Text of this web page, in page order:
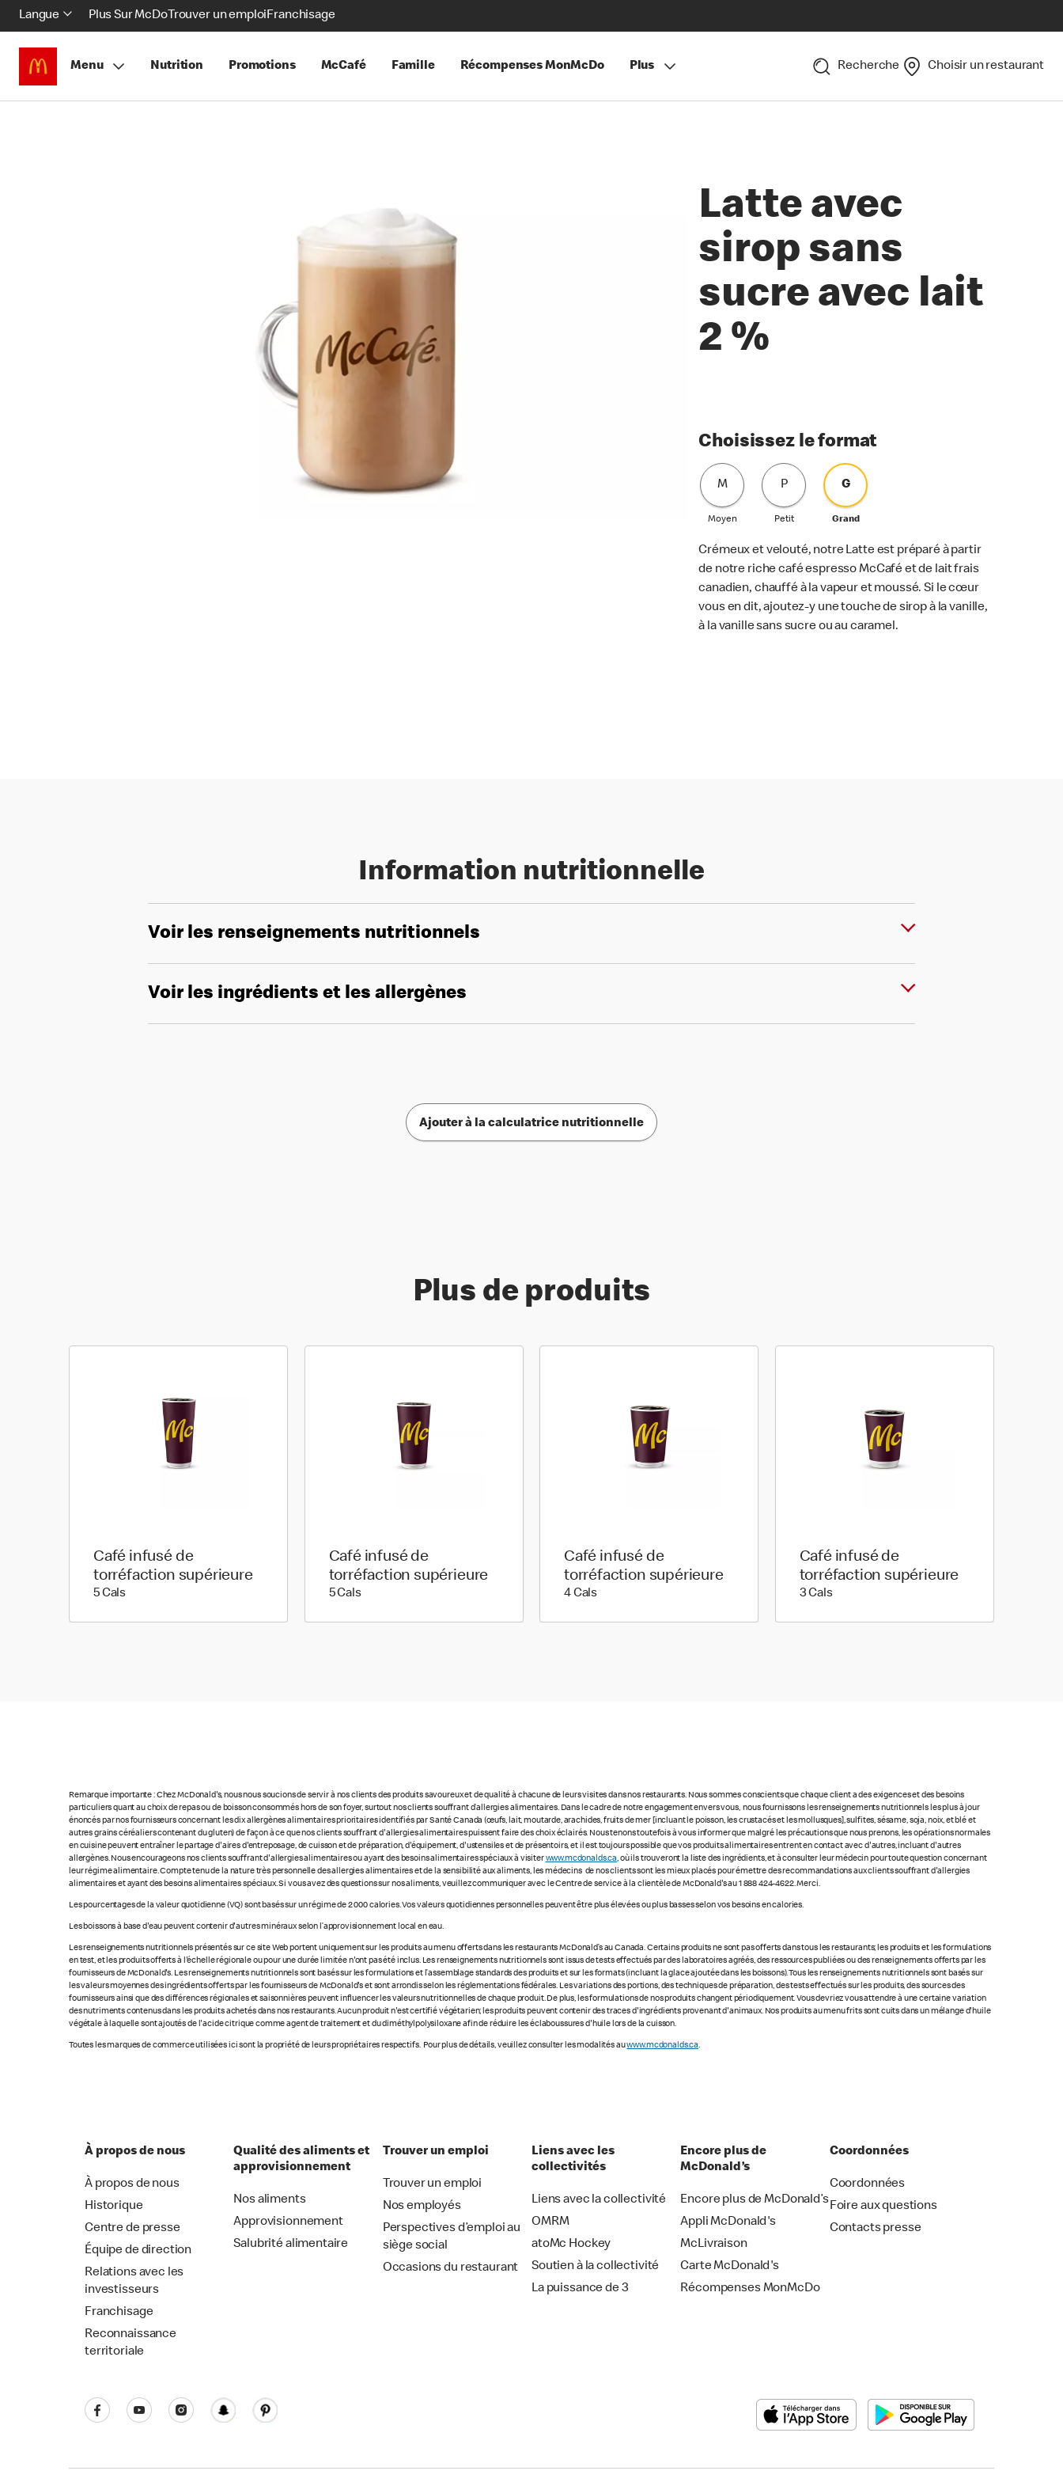
Langue Plus Sur McDoTrouver un emploiFranchisage
Menu Nutrition Promotions McCafé Famille Récompenses MonMcDo Plus Recherche Choisir un restaurant
Latte avec
sirop sans
sucre avec lait
2 %
Choisissez le format
M
Moyen
P
Petit
G
Grand
Crémeux et velouté, notre Latte est préparé à partir
de notre riche café espresso McCafé et de lait frais
canadien, chauffé à la vapeur et moussé. Si le cœur
vous en dit, ajoutez-y une touche de sirop à la vanille,
à la vanille sans sucre ou au caramel.
Information nutritionnelle
Voir les renseignements nutritionnels
Voir les ingrédients et les allergènes
Ajouter à la calculatrice nutritionnelle
Plus de produits
Café infusé de
torréfaction supérieure
5 Cals5 calories
Café infusé de
torréfaction supérieure
5 Cals5 calories
Café infusé de
torréfaction supérieure
4 Cals4 calories
Café infusé de
torréfaction supérieure
3 Cals3 calories
Remarque importante : Chez McDonald's, nous nous soucions de servir à nos clients des produits savoureux et de qualité à chacune de leurs visites dans nos restaurants. Nous sommes conscients que chaque client a des exigences et des besoins
particuliers quant au choix de repas ou de boisson consommés hors de son foyer, surtout nos clients souffrant d’allergies alimentaires. Dans le cadre de notre engagement envers vous, nous fournissons les renseignements nutritionnels les plus à jour
énoncés par nos fournisseurs concernant les dix allergènes alimentaires prioritaires identifiés par Santé Canada (œufs, lait, moutarde, arachides, fruits de mer [incluant le poisson, les crustacés et les mollusques], sulfites, sésame, soja, noix, et blé et
autres grains céréaliers contenant du gluten) de façon à ce que nos clients souffrant d'allergies alimentaires puissent faire des choix éclairés. Nous tenons toutefois à vous informer que malgré les précautions que nous prenons, les opérations normales
en cuisine peuvent entraîner le partage d'aires d'entreposage, de cuisson et de préparation, d'équipement, d'ustensiles et de présentoirs, et il est toujours possible que vos produits alimentaires entrent en contact avec d'autres, incluant d'autres
allergènes. Nous encourageons nos clients souffrant d'allergies alimentaires ou ayant des besoins alimentaires spéciaux à visiterwww.mcdonalds.ca, où ils trouveront la liste des ingrédients, et à consulter leur médecin pour toute question concernant
leur régime alimentaire. Compte tenu de la nature très personnelle des allergies alimentaires et de la sensibilité aux aliments, les médecins de nos clients sont les mieux placés pour émettre des recommandations aux clients souffrant d'allergies
alimentaires et ayant des besoins alimentaires spéciaux. Si vous avez des questions sur nos aliments, veuillez communiquer avec le Centre de service à la clientèle de McDonald's au 1 888 424-4622. Merci.
Les pourcentages de la valeur quotidienne (VQ) sont basés sur un régime de 2 000 calories. Vos valeurs quotidiennes personnelles peuvent être plus élevées ou plus basses selon vos besoins en calories.
Les boissons à base d'eau peuvent contenir d'autres minéraux selon l’approvisionnement local en eau.
Les renseignements nutritionnels présentés sur ce site Web portent uniquement sur les produits au menu offerts dans les restaurants McDonald’s au Canada. Certains produits ne sont pas offerts dans tous les restaurants; les produits et les formulations
en test, et les produits offerts à l'échelle régionale ou pour une durée limitée n'ont pas été inclus. Les renseignements nutritionnels sont issus de tests effectués par des laboratoires agréés, des ressources publiées ou des renseignements offerts par les
fournisseurs de McDonald's. Les renseignements nutritionnels sont basés sur les formulations et l’assemblage standards des produits et sur les formats (incluant la glace ajoutée dans les boissons). Tous les renseignements nutritionnels sont basés sur
les valeurs moyennes des ingrédients offerts par les fournisseurs de McDonald's et sont arrondis selon les réglementations fédérales. Les variations des portions, des techniques de préparation, des tests effectués sur les produits, des sources des
fournisseurs ainsi que des différences régionales et saisonnières peuvent influencer les valeurs nutritionnelles de chaque produit. De plus, les formulations de nos produits changent périodiquement. Vous devriez vous attendre à une certaine variation
des nutriments contenus dans les produits achetés dans nos restaurants. Aucun produit n'est certifié végétarien; les produits peuvent contenir des traces d'ingrédients provenant d'animaux. Nos produits au menu frits sont cuits dans un mélange d'huile
végétale à laquelle sont ajoutés de l'acide citrique comme agent de traitement et du diméthylpolysiloxane afin de réduire les éclaboussures d'huile lors de la cuisson.
Toutes les marques de commerce utilisées ici sont la propriété de leurs propriétaires respectifs. Pour plus de détails, veuillez consulter les modalités auwww.mcdonalds.ca.
À propos de nous
À propos de nous
Historique
Centre de presse
Équipe de direction
Relations avec les
investisseurs
Franchisage
Reconnaissance
territoriale
Qualité des aliments et
approvisionnement
Nos aliments
Approvisionnement
Salubrité alimentaire
Trouver un emploi
Trouver un emploi
Nos employés
Perspectives d’emploi au
siège social
Occasions du restaurant
Liens avec les
collectivités
Liens avec la collectivité
OMRM
atoMc Hockey
Soutien à la collectivité
La puissance de 3
Encore plus de
McDonald’s
Encore plus de McDonald’s
Appli McDonald's
McLivraison
Carte McDonald's
Récompenses MonMcDo
Coordonnées
Coordonnées
Foire aux questions
Contacts presse